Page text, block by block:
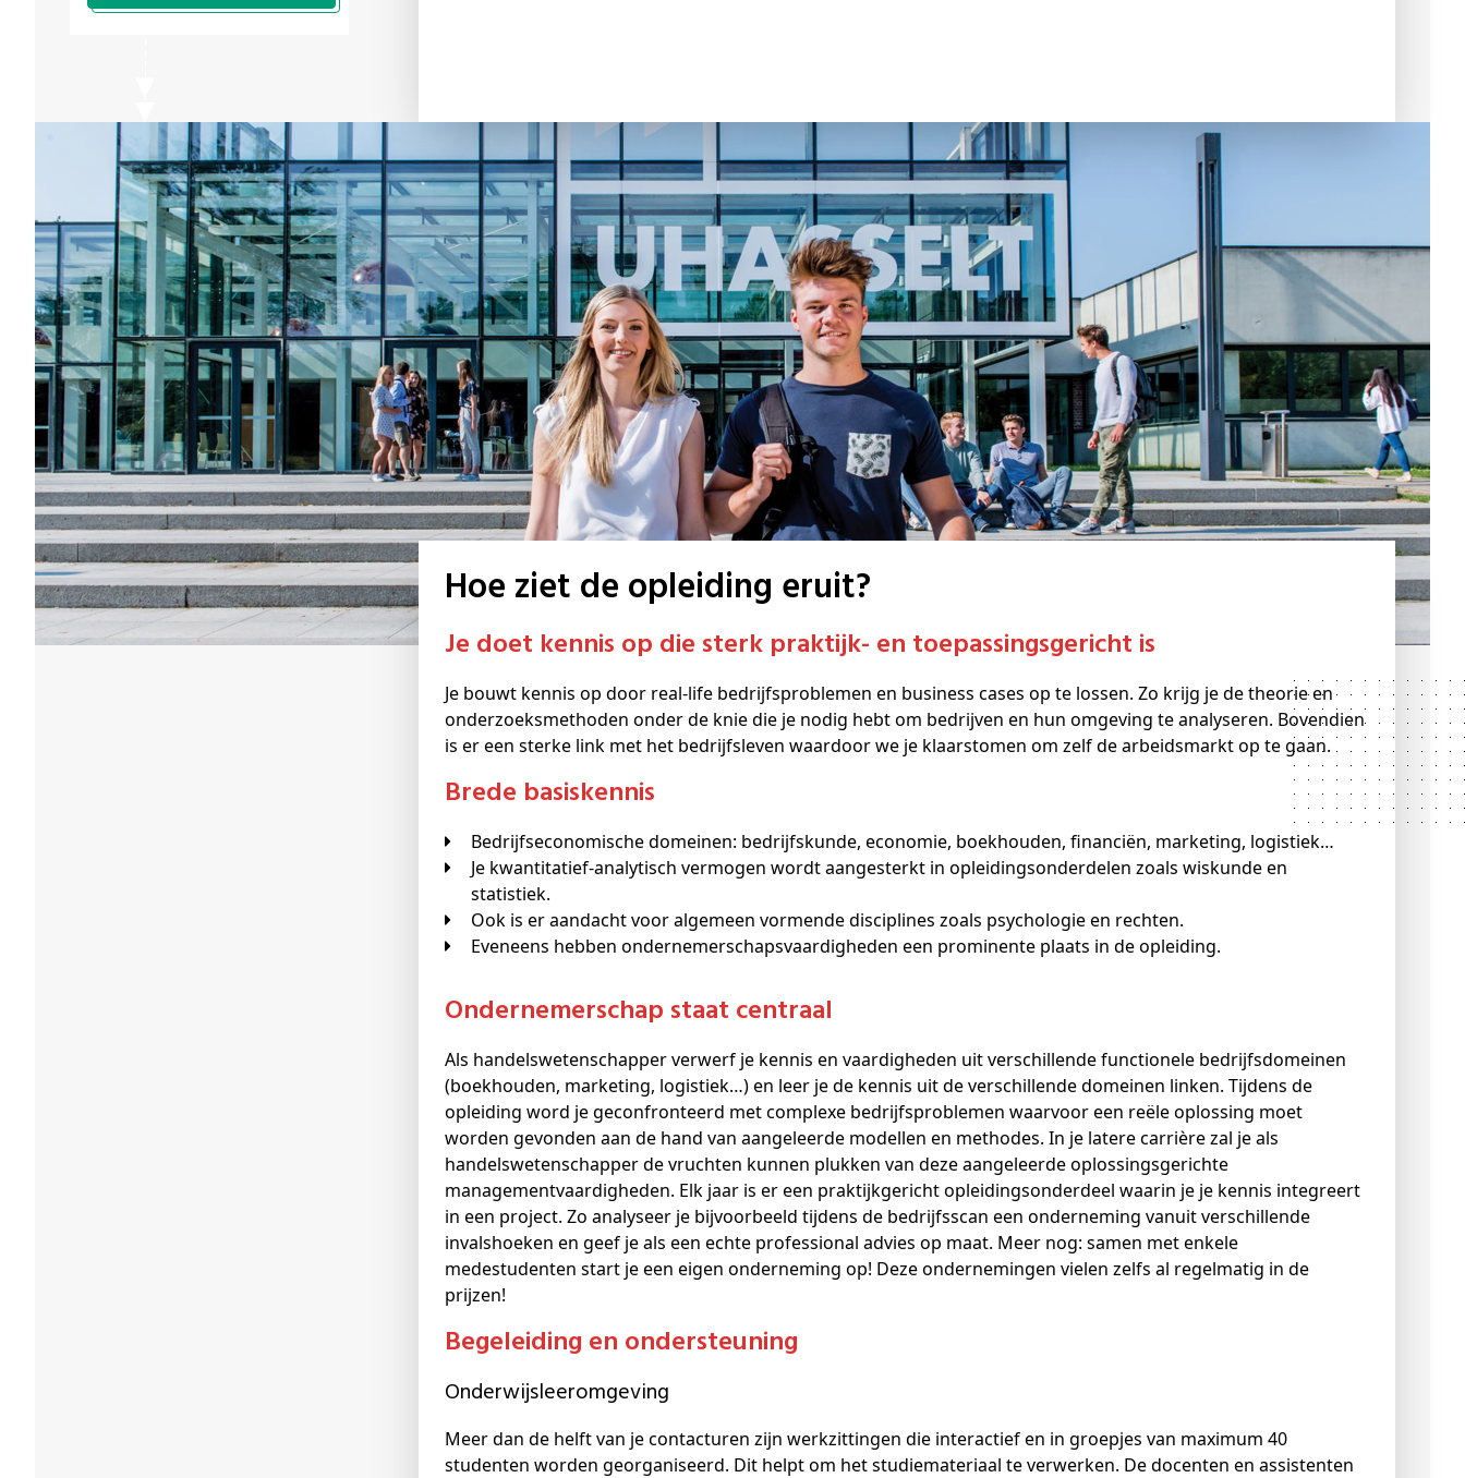
Hoe ziet de opleiding eruit?
Je doet kennis op die sterk praktijk- en toepassingsgericht is
Je bouwt kennis op door real-life bedrijfsproblemen en business cases op te lossen. Zo krijg je de theorie en
onderzoeksmethoden onder de knie die je nodig hebt om bedrijven en hun omgeving te analyseren. Bovendien
is er een sterke link met het bedrijfsleven waardoor we je klaarstomen om zelf de arbeidsmarkt op te gaan.
Brede basiskennis
Bedrijfseconomische domeinen: bedrijfskunde, economie, boekhouden, financiën, marketing, logistiek…
Je kwantitatief-analytisch vermogen wordt aangesterkt in opleidingsonderdelen zoals wiskunde en
statistiek.
Ook is er aandacht voor algemeen vormende disciplines zoals psychologie en rechten.
Eveneens hebben ondernemerschapsvaardigheden een prominente plaats in de opleiding.
Ondernemerschap staat centraal
Als handelswetenschapper verwerf je kennis en vaardigheden uit verschillende functionele bedrijfsdomeinen
(boekhouden, marketing, logistiek…) en leer je de kennis uit de verschillende domeinen linken. Tijdens de
opleiding word je geconfronteerd met complexe bedrijfsproblemen waarvoor een reële oplossing moet
worden gevonden aan de hand van aangeleerde modellen en methodes. In je latere carrière zal je als
handelswetenschapper de vruchten kunnen plukken van deze aangeleerde oplossingsgerichte
managementvaardigheden. Elk jaar is er een praktijkgericht opleidingsonderdeel waarin je je kennis integreert
in een project. Zo analyseer je bijvoorbeeld tijdens de bedrijfsscan een onderneming vanuit verschillende
invalshoeken en geef je als een echte professional advies op maat. Meer nog: samen met enkele
medestudenten start je een eigen onderneming op! Deze ondernemingen vielen zelfs al regelmatig in de
prijzen!
Begeleiding en ondersteuning
Onderwijsleeromgeving
Meer dan de helft van je contacturen zijn werkzittingen die interactief en in groepjes van maximum 40
studenten worden georganiseerd. Dit helpt om het studiemateriaal te verwerken. De docenten en assistenten